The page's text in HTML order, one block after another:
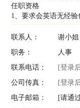
任职资格
1、要求会英语无经验
联系人：
谢小姐
职务：
人事
联系电话：
[登录
公司传真：
[登录
电子邮箱：
[请通